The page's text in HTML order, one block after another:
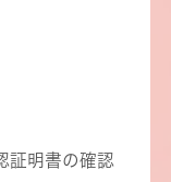
証明書の確認